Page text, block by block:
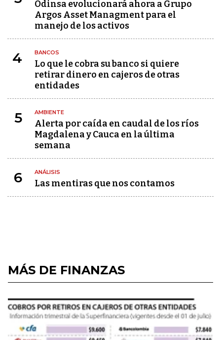
Odinsa evolucionará ahora a Grupo
Argos Asset Managment para el
manejo de los activos
4 BANCOS
Lo que le cobra su banco si quiere
retirar dinero en cajeros de otras
entidades
5 AMBIENTE
Alerta por caída en caudal de los ríos
Magdalena y Cauca en la última
semana
6 ANÁLISIS
Las mentiras que nos contamos
MÁS DE FINANZAS